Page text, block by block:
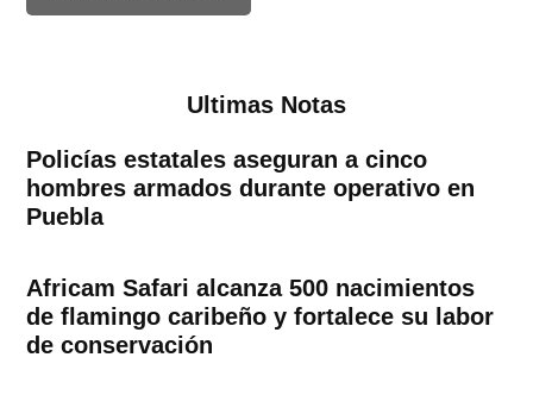
Ultimas Notas
Policías estatales aseguran a cinco
hombres armados durante operativo en
Puebla
Africam Safari alcanza 500 nacimientos
de flamingo caribeño y fortalece su labor
de conservación